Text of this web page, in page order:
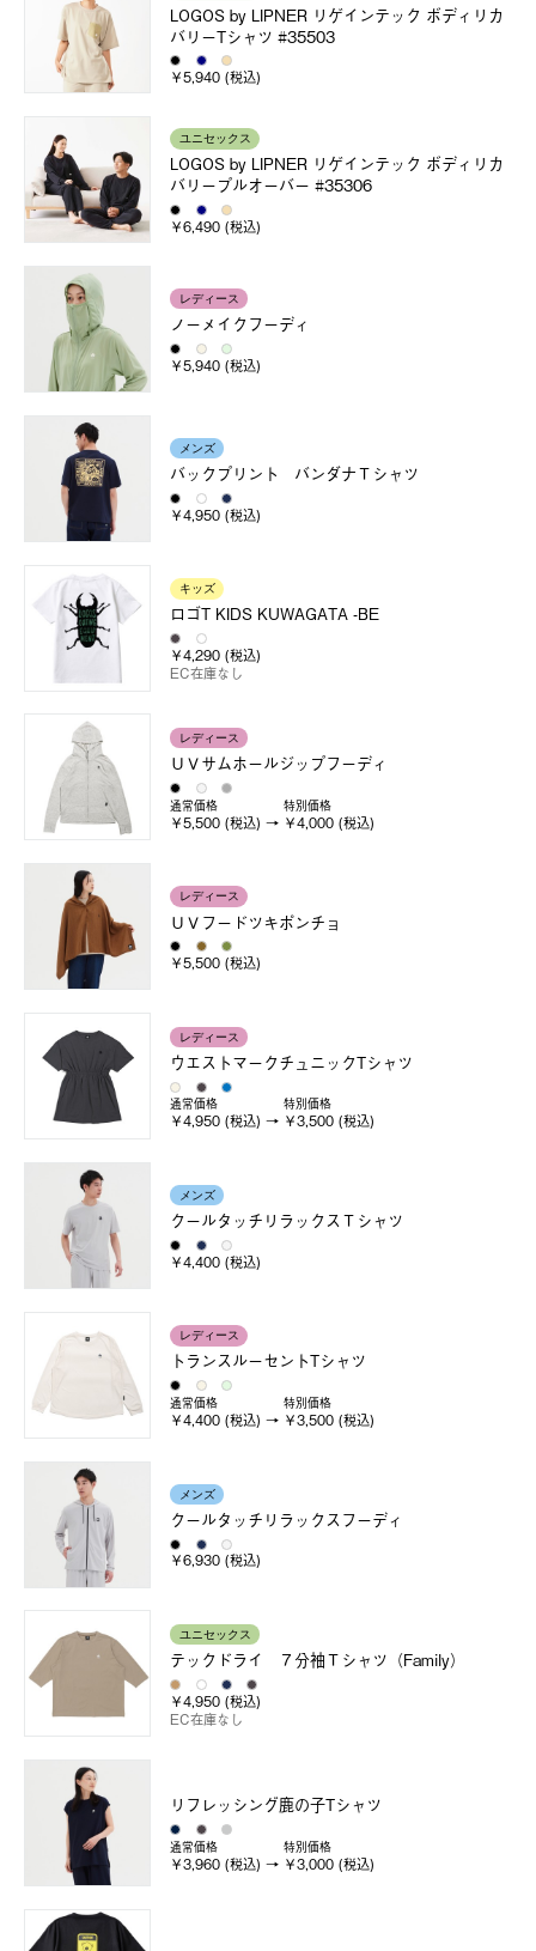
LOGOS by LIPNER リゲインテック ボディリカ
バリーTシャツ #35503
￥5,940 (税込)
ユニセックス
LOGOS by LIPNER リゲインテック ボディリカ
バリープルオーバー #35306
￥6,490 (税込)
レディース
ノーメイクフーディ
￥5,940 (税込)
メンズ
バックプリント バンダナＴシャツ
￥4,950 (税込)
キッズ
ロゴT KIDS KUWAGATA -BE
￥4,290 (税込)
EC在庫なし
レディース
ＵＶサムホールジップフーディ
通常価格
￥5,500 (税込)
特別価格
￥4,000 (税込)
レディース
ＵＶフードツキポンチョ
￥5,500 (税込)
レディース
ウエストマークチュニックTシャツ
通常価格
￥4,950 (税込)
特別価格
￥3,500 (税込)
メンズ
クールタッチリラックスＴシャツ
￥4,400 (税込)
レディース
トランスルーセントTシャツ
通常価格
￥4,400 (税込)
特別価格
￥3,500 (税込)
メンズ
クールタッチリラックスフーディ
￥6,930 (税込)
ユニセックス
テックドライ ７分袖Ｔシャツ（Family）
￥4,950 (税込)
EC在庫なし
リフレッシング鹿の子Tシャツ
通常価格
￥3,960 (税込)
特別価格
￥3,000 (税込)